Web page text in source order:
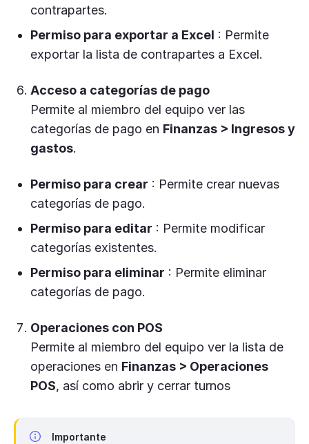
contrapartes.
Permiso para exportar a Excel : Permite
exportar la lista de contrapartes a Excel.
Acceso a categorías de pago
Permite al miembro del equipo ver las
categorías de pago en Finanzas > Ingresos y
gastos.
Permiso para crear : Permite crear nuevas
categorías de pago.
Permiso para editar : Permite modificar
categorías existentes.
Permiso para eliminar : Permite eliminar
categorías de pago.
Operaciones con POS
Permite al miembro del equipo ver la lista de
operaciones en Finanzas > Operaciones
POS, así como abrir y cerrar turnos
Importante